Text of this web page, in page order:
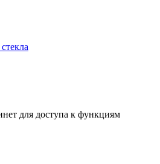
для доступа к функциям